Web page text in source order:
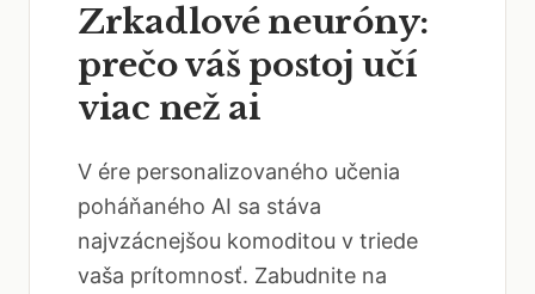
Zrkadlové neuróny:
prečo váš postoj učí
viac než ai
V ére personalizovaného učenia
poháňaného AI sa stáva
najvzácnejšou komoditou v triede
vaša prítomnosť. Zabudnite na